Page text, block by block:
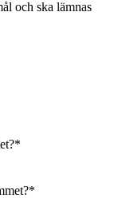
och ska lämnas
*
*